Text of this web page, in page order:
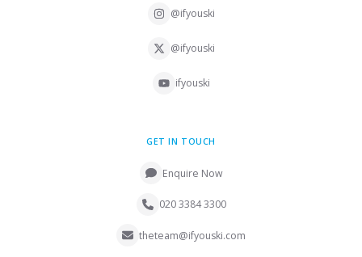
@ifyouski
@ifyouski
ifyouski
GET IN TOUCH
Enquire Now
020 3384 3300
theteam@ifyouski.com